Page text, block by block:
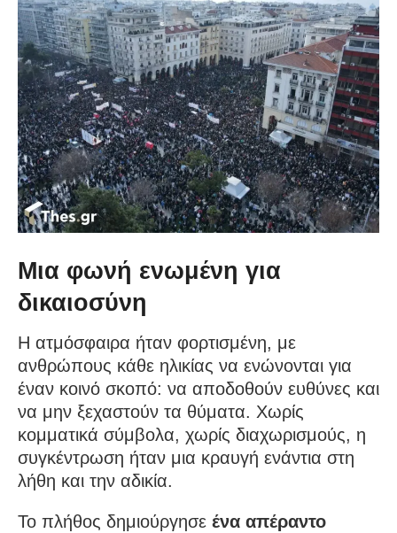
Μια φωνή ενωμένη για
δικαιοσύνη
Η ατμόσφαιρα ήταν φορτισμένη, με
ανθρώπους κάθε ηλικίας να ενώνονται για
έναν κοινό σκοπό: να αποδοθούν ευθύνες και
να μην ξεχαστούν τα θύματα. Χωρίς
κομματικά σύμβολα, χωρίς διαχωρισμούς, η
συγκέντρωση ήταν μια κραυγή ενάντια στη
λήθη και την αδικία.
Το πλήθος δημιούργησε ένα απέραντο